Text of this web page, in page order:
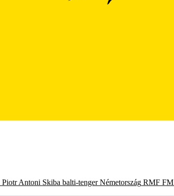
Piotr Antoni Skiba balti-tenger Németország RMF FM